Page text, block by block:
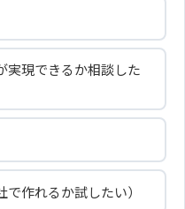
実現できるか相談した
作れるか試したい）